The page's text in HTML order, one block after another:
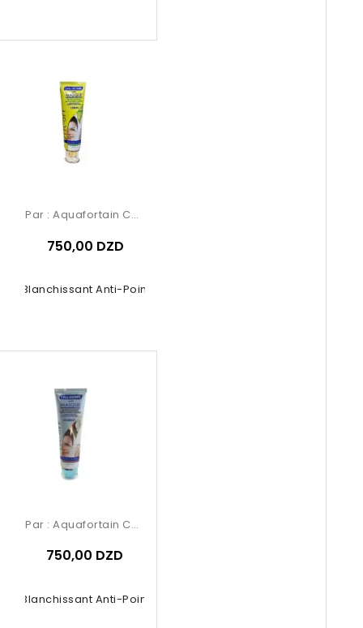
Blanchissant Anti-Points Noirs...
Par : Aquafortain Cosmetics
750,00 DZD
Blanchissant Anti-Points Noirs...
Par : Aquafortain Cosmetics
750,00 DZD